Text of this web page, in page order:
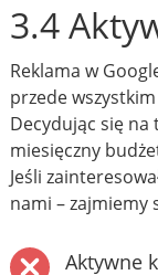
3.4
Reklama w
przede
Decydując się na
miesięczny
Jeśli
nami – zajmiemy
Aktywne